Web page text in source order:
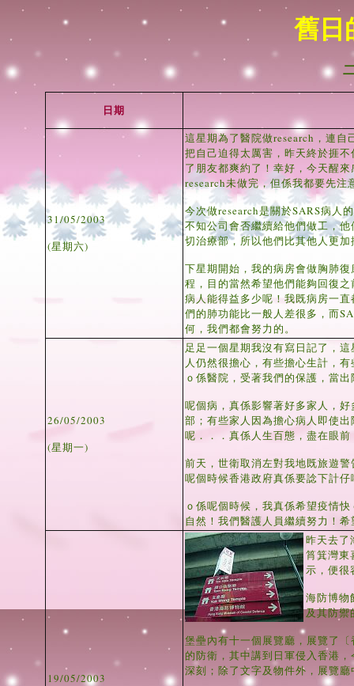
舊日
日期
31/05/2003
(星期六)
這星期為了醫院做research，連
把自己迫得太厲害，昨天終於捱
了朋友都爽約了！幸好，今天醒
research未做完，但係我都要先注
今次做research是關於SARS病人
不知公司會否繼續給他們做工，
切治療部，所以他們比其他人更
下星期開始，我的病房會做胸肺
程，目的當然希望他們能夠回復
病人能得益多少呢！我既病房一
們的肺功能比一般人差很多，而
何，我們都會努力的。
26/05/2003
(星期一)
足足一個星期我沒有寫日記了，
人仍然很擔心，有些擔心生計，
ｏ係醫院，受著我們的保護，當
呢個病，真係影響著好多家人，
部；有些家人因為擔心病人即使
呢．．．真係人生百態，盡在眼前
前天，世衛取消左對我地既旅遊
呢個時候香港政府真係要諗下計仔
ｏ係呢個時候，我真係希望疫情
自然！我們醫護人員繼續努力！
19/05/2003
昨天去了
筲箕灣東
示，便很
海防博物
及其防禦
堡壘內有十一個展覽廳，展覽了
的防衛，其中講到日軍侵入香港
深刻；除了文字及物件外，展覽